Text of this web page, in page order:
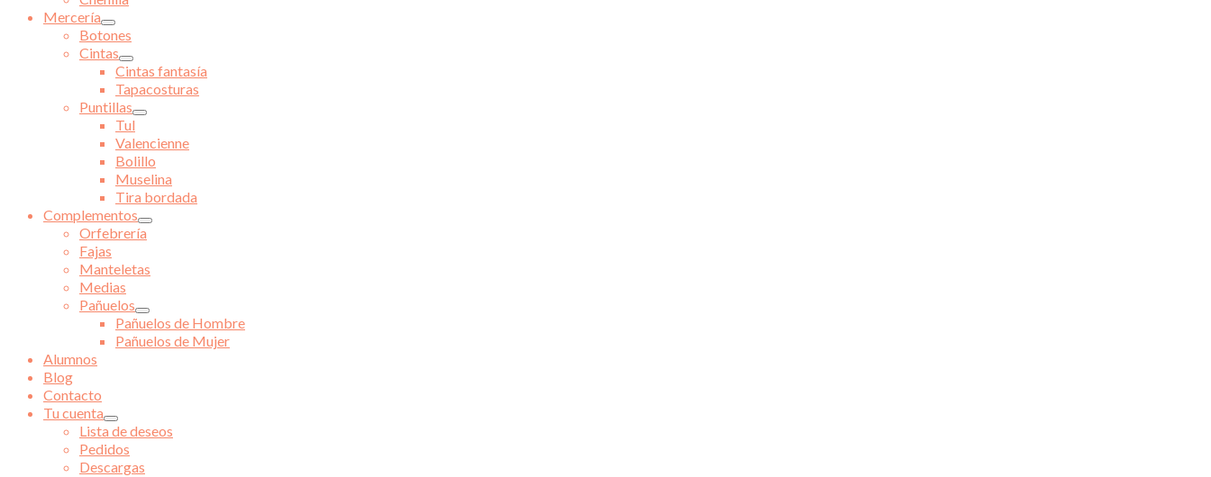
Mercería
Botones
Cintas
Cintas fantasía
Tapacosturas
Puntillas
Tul
Valencienne
Bolillo
Muselina
Tira bordada
Complementos
Orfebrería
Fajas
Manteletas
Medias
Pañuelos
Pañuelos de Hombre
Pañuelos de Mujer
Alumnos
Blog
Contacto
Tu cuenta
Lista de deseos
Pedidos
Descargas